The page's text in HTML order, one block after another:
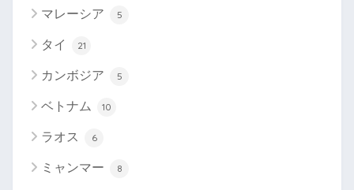
マレーシア 5
タイ 21
カンボジア 5
ベトナム 10
ラオス 6
ミャンマー 8